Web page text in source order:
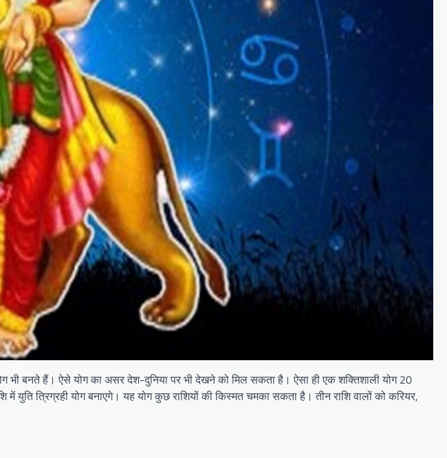
भी बनते हैं। ऐसे योग का असर देश-दुनिया पर भी देखने को मिल सकता है। ऐसा ही एक शक्तिशाली योग 20
त्रिग्रही योग बनाएगे। यह योग कुछ राशियों की किस्मत चमका सकता है। तीन राशि वालों को करियर,